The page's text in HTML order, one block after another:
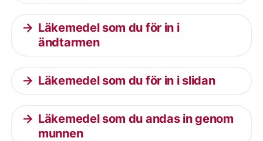
Läkemedel som du för in i
ändtarmen
Läkemedel som du för in i slidan
Läkemedel som du andas in genom
munnen